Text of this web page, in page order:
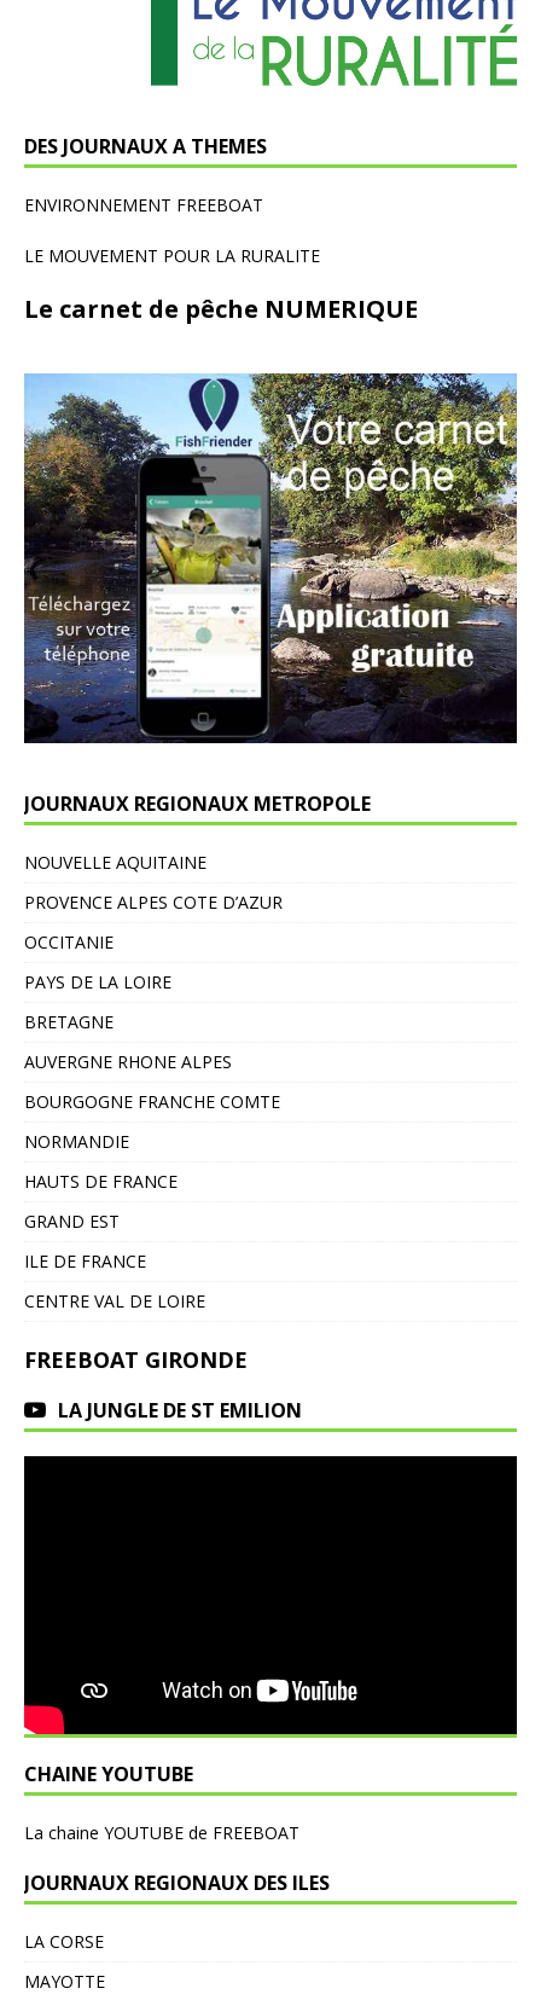
DES JOURNAUX A THEMES
ENVIRONNEMENT FREEBOAT
LE MOUVEMENT POUR LA RURALITE
Le carnet de pêche NUMERIQUE
JOURNAUX REGIONAUX METROPOLE
NOUVELLE AQUITAINE
PROVENCE ALPES COTE D’AZUR
OCCITANIE
PAYS DE LA LOIRE
BRETAGNE
AUVERGNE RHONE ALPES
BOURGOGNE FRANCHE COMTE
NORMANDIE
HAUTS DE FRANCE
GRAND EST
ILE DE FRANCE
CENTRE VAL DE LOIRE
FREEBOAT GIRONDE
LA JUNGLE DE ST EMILION
CHAINE YOUTUBE
La chaine YOUTUBE de FREEBOAT
JOURNAUX REGIONAUX DES ILES
LA CORSE
MAYOTTE